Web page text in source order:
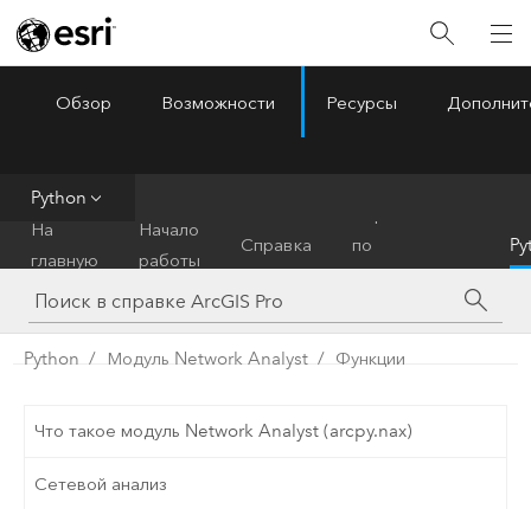
ArcGIS Pro
Обзор Возможности Ресурсы
Python
На
главную
Начало
работы
Справка
по
инструментам
Python Модуль Network Analyst Функции
Что такое модуль Network Analyst (arcpy.nax)
Сетевой анализ